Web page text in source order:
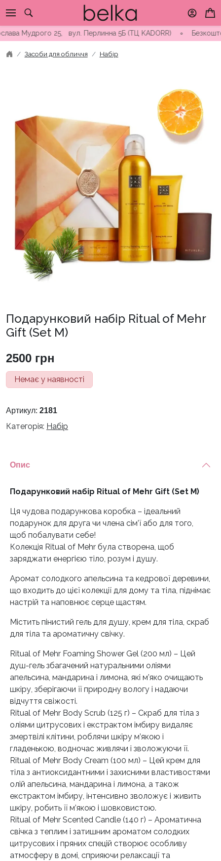
to
content 25, вул. Перлинна 5Б (ТЦ KADORR) ∘ Безкоштовна
Засоби для обличчя Набір
Подарунковий набір Ritual of Mehr
Gift (Set M)
2500 грн
Немає у наявності
Артикул: 2181
Категорія: Набір
Опис
Подарунковий набір Ritual of Mehr Gift (Set M)
Ця чудова подарункова коробка – ідеальний
подарунок для друга чи члена сім’ї або для того,
щоб побалувати себе!
Колекція Ritual of Mehr була створена, щоб
заряджати енергією тіло, розум і душу.
Аромат солодкого апельсина та кедрової деревини,
що входить до цієї колекції для дому та тіла, піднімає
настрій та наповнює серце щастям.
Містить пінистий гель для душу, крем для тіла, скраб
для тіла та ароматичну свічку.
Ritual of Mehr Foaming Shower Gel (200 мл) – Цей
душ-гель збагачений натуральними оліями
апельсина, мандарина і лимона, які м’яко очищають
шкіру, зберігаючи її природну вологу і надаючи
відчуття свіжості.
Ritual of Mehr Body Scrub (125 г) – Скраб для тіла з
оліями цитрусових і екстрактом імбиру видаляє
змертвілі клітини, роблячи шкіру м’якою і
гладенькою, водночас живлячи і зволожуючи її.
Ritual of Mehr Body Cream (100 мл) – Цей крем для
тіла з антиоксидантними і захисними властивостями
олій апельсина, мандарина і лимона, а також
екстрактом імбиру, інтенсивно зволожує і живить
шкіру, робить її м’якою і шовковистою.
Ritual of Mehr Scented Candle (140 г) – Ароматична
свічка з теплим і затишним ароматом солодких
цитрусових і пряних спецій створює особливу
атмосферу в домі, сприяючи релаксації та